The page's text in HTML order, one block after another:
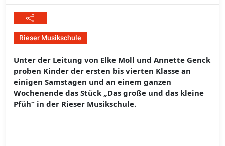
Rieser Musikschule
Unter der Leitung von Elke Moll und Annette Genck
proben Kinder der ersten bis vierten Klasse an
einigen Samstagen und an einem ganzen
Wochenende das Stück „Das große und das kleine
Pfüh“ in der Rieser Musikschule.